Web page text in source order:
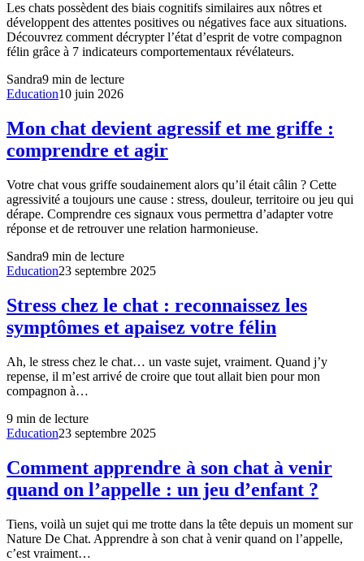
Les chats possèdent des biais cognitifs similaires aux nôtres et
développent des attentes positives ou négatives face aux situations.
Découvrez comment décrypter l’état d’esprit de votre compagnon
félin grâce à 7 indicateurs comportementaux révélateurs.
Sandra9 min de lecture
Education10 juin 2026
Mon chat devient agressif et me griffe :
comprendre et agir
Votre chat vous griffe soudainement alors qu’il était câlin ? Cette
agressivité a toujours une cause : stress, douleur, territoire ou jeu qui
dérape. Comprendre ces signaux vous permettra d’adapter votre
réponse et de retrouver une relation harmonieuse.
Sandra9 min de lecture
Education23 septembre 2025
Stress chez le chat : reconnaissez les
symptômes et apaisez votre félin
Ah, le stress chez le chat… un vaste sujet, vraiment. Quand j’y
repense, il m’est arrivé de croire que tout allait bien pour mon
compagnon à…
9 min de lecture
Education23 septembre 2025
Comment apprendre à son chat à venir
quand on l’appelle : un jeu d’enfant ?
Tiens, voilà un sujet qui me trotte dans la tête depuis un moment sur
Nature De Chat. Apprendre à son chat à venir quand on l’appelle,
c’est vraiment…